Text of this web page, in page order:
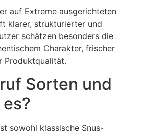
auf Extreme ausgerichteten
klarer, strukturierter und
schätzen besonders die
Charakter, frischer
Produktqualität.
Sorten und
sowohl klassische Snus-